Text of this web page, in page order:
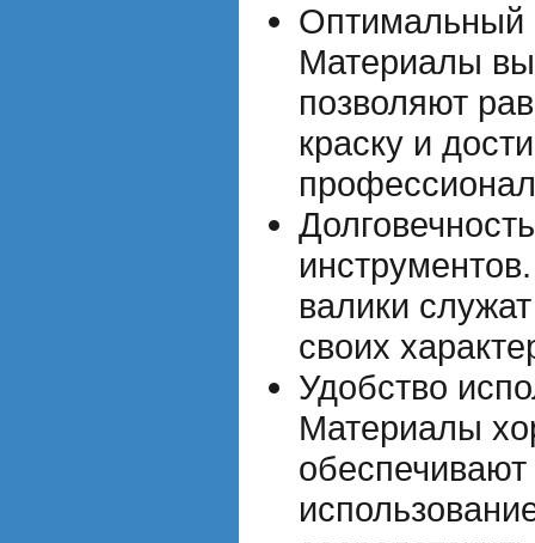
Оптимальный
Материалы
позволяют
краску и
валики
своих
Удобство
Материалы